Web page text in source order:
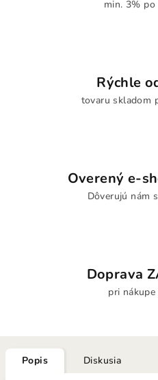
min. 3%
Rýchle
tovaru skladom
Overený e-
Dôverujú nám
Doprava
pri
Popis Diskusia